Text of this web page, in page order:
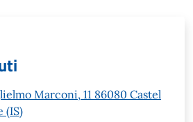
Marconi, 11 86080 Castel
(IS)